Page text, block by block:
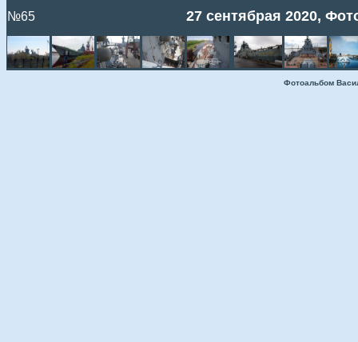
№65 27 сентябрая 2020,
Фотоальбом